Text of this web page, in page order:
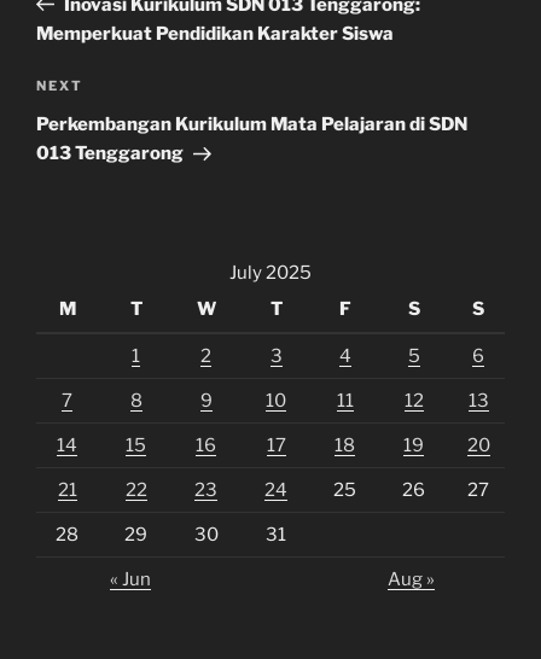
Inovasi Kurikulum SDN 013 Tenggarong:
Memperkuat Pendidikan Karakter Siswa
Next
Post
NEXT
Perkembangan Kurikulum Mata Pelajaran di SDN
013 Tenggarong
July 2025
M
T W T F S S
1 2 3 4 5 6
7 8 9 10 11 12 13
14 15 16 17 18 19 20
21 22 23 24 25 26 27
28 29 30 31
« Jun Aug »